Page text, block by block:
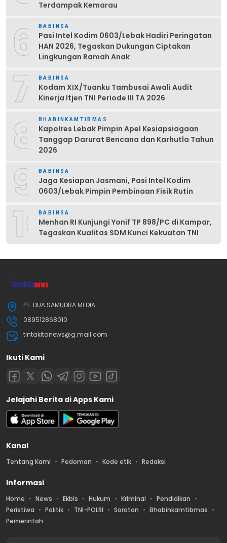
Terdampak Kemarau
6 BABINSA
Pasi Intel Kodim 0603/Lebak Hadiri Peringatan
HAN 2026, Tegaskan Dukungan Ciptakan
Lingkungan Ramah Anak
7 BABINSA
Kodam XIX/Tuanku Tambusai Awali Audit
Kinerja Itjen TNI Periode III TA 2026
8 BHABINKAMTIBMAS
Kapolres Lebak Pimpin Apel Kesiapsiagaan
Tanggap Darurat Bencana dan Karhutla Tahun
2026
9 BABINSA
Jaga Kesiapan Jasmani, Pasi Intel Kodim
0603/Lebak Pimpin Pembinaan Fisik Rutin
10BABINSA
Menhan RI Kunjungi Yonif TP 898/PC di Kampar,
Tegaskan Kualitas SDM Kunci Kekuatan TNI
PT. DUA SAMUDRA MEDIA
089512868010
tintakitanews@g.mail.com
Ikuti Kami
Jelajahi Berita di Apps Kami
Kanal
Tentang Kami Pedoman Kode etik Redaksi
Informasi
Home News Ekbis Hukum Kriminal
Pendidikan
Peristiwa
Politik TNI-POLRI Sorotan
Bhabinkamtibmas
Pemerintah